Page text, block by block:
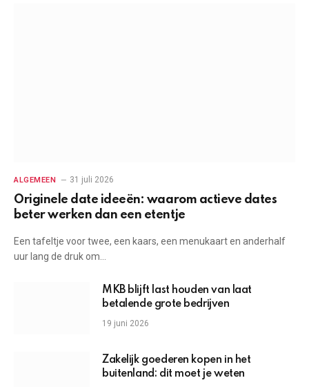
ALGEMEEN 31 juli 2026
Originele date ideeën: waarom actieve dates
beter werken dan een etentje
Een tafeltje voor twee, een kaars, een menukaart en anderhalf
uur lang de druk om…
MKB blijft last houden van laat
betalende grote bedrijven
19 juni 2026
Zakelijk goederen kopen in het
buitenland: dit moet je weten